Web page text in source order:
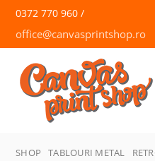
Skip
content
0372 770 960 /
office@canvasprintshop.ro
CANVAS
PRINT SHOP
SHOP TABLOURI METAL